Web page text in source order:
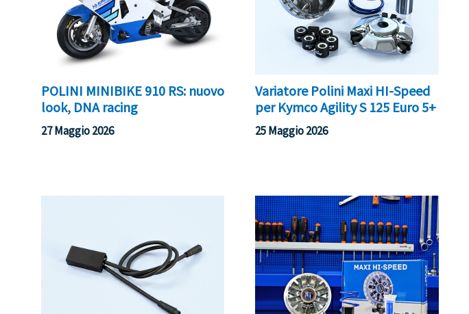
POLINI MINIBIKE 910 RS: nuovo
look, DNA racing
27 Maggio 2026
Variatore Polini Maxi HI-Speed
per Kymco Agility S 125 Euro 5+
25 Maggio 2026